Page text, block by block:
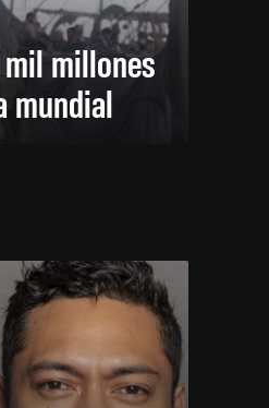
millones
mundial